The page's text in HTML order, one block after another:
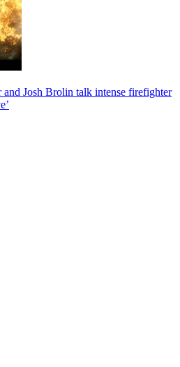
Josh Brolin talk intense firefighter